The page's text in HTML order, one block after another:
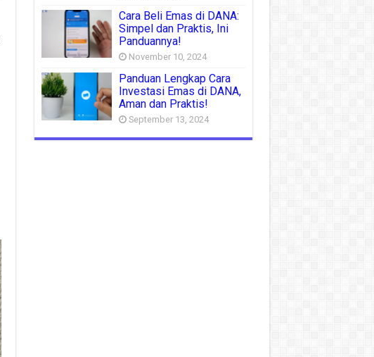
Cara Beli Emas di DANA:
Simpel dan Praktis, Ini
Panduannya!
November 10, 2024
Panduan Lengkap Cara
Investasi Emas di DANA,
Aman dan Praktis!
September 13, 2024